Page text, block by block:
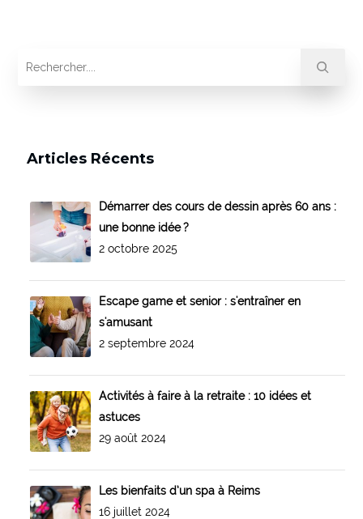
Articles Récents
Démarrer des cours de dessin après 60 ans :
une bonne idée ?
2 octobre 2025
Escape game et senior : s'entraîner en
s'amusant
2 septembre 2024
Activités à faire à la retraite : 10 idées et
astuces
29 août 2024
Les bienfaits d’un spa à Reims
16 juillet 2024